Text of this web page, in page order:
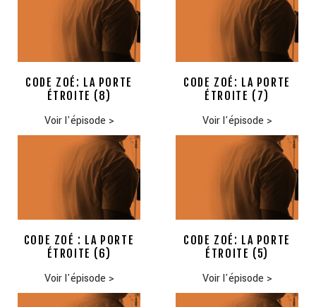
CODE ZOÉ: LA PORTE
ÉTROITE (8)
Voir l'épisode >
CODE ZOÉ: LA PORTE
ÉTROITE (7)
Voir l'épisode >
CODE ZOÉ : LA PORTE
ÉTROITE (6)
Voir l'épisode >
CODE ZOÉ: LA PORTE
ÉTROITE (5)
Voir l'épisode >